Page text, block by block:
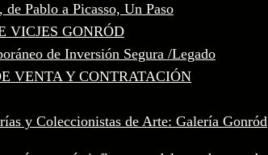
Pablo a Picasso, Un Paso
VICJES GONRÓD
de Inversión Segura /Legado
VENTA Y CONTRATACIÓN
y Coleccionistas de Arte: Galería Gonród